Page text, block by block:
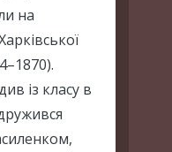
на
із класу в